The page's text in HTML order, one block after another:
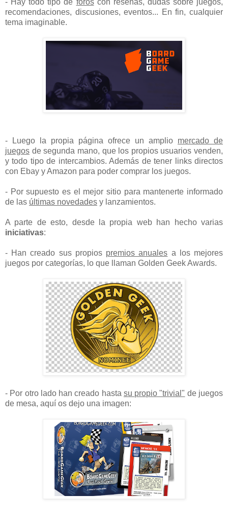
- Hay todo tipo de foroscon reseñas, dudas sobre juegos,
recomendaciones, discusiones, eventos... En fin, cualquier
tema imaginable.
- Luego la propia página ofrece un amplio mercado de
juegos de segunda mano, que los propios usuarios venden,
y todo tipo de intercambios. Además de tener links directos
con Ebay y Amazon para poder comprar los juegos.
- Por supuesto es el mejor sitio para mantenerte informado
de las últimas novedades y lanzamientos.
A parte de esto, desde la propia web han hecho varias
iniciativas:
- Han creado sus propios premios anuales a los mejores
juegos por categorías, lo que llaman Golden Geek Awards.
- Por otro lado han creado hasta su propio "trivial" de juegos
de mesa, aquí os dejo una imagen: